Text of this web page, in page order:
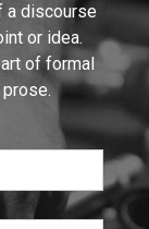
a discourse
or idea.
of formal